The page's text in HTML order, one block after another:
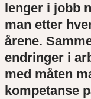
lenger i jobb
man etter
årene.
endringer i
med måten
kompetanse